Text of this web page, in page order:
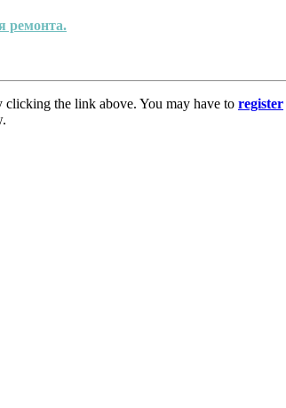
ремонта.
clicking the link above. You may have to register